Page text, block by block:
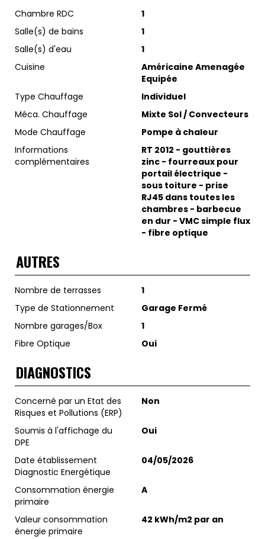
Chambre RDC
1
Salle(s) de bains
1
Salle(s) d'eau
1
Cuisine
Américaine Amenagée
Equipée
Type Chauffage
Individuel
Méca. Chauffage
Mixte Sol / Convecteurs
Mode Chauffage
Pompe à chaleur
Informations
complémentaires
RT 2012 - gouttières
zinc - fourreaux pour
portail électrique -
sous toiture - prise
RJ45 dans toutes les
chambres - barbecue
en dur - VMC simple flux
- fibre optique
AUTRES
Nombre de terrasses
1
Type de Stationnement
Garage Fermé
Nombre garages/Box
1
Fibre Optique
Oui
DIAGNOSTICS
Concerné par un Etat des
Risques et Pollutions (ERP)
Non
Soumis à l'affichage du
DPE
Oui
Date établissement
Diagnostic Energétique
04/05/2026
Consommation énergie
primaire
A
Valeur consommation
énergie primaire
42 kWh/m2 par an